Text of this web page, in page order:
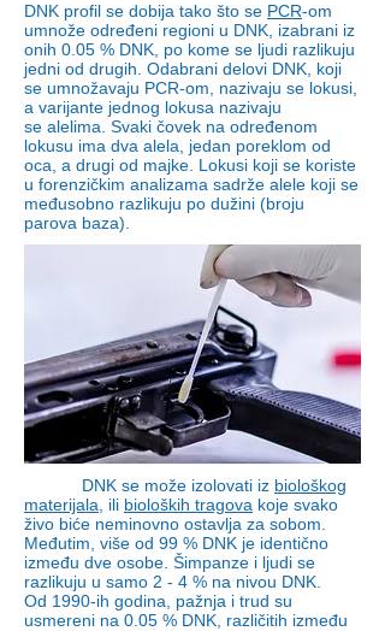
DNK profil se dobija tako što se PCR-om
umnože određeni regioni u DNK, izabrani iz
onih 0.05 % DNK, po kome se ljudi razlikuju
jedni od drugih. Odabrani delovi DNK, koji
se umnožavaju PCR-om, nazivaju se lokusi,
a varijante jednog lokusa nazivaju
se alelima. Svaki čovek na određenom
lokusu ima dva alela, jedan poreklom od
oca, a drugi od majke. Lokusi koji se koriste
u forenzičkim analizama sadrže alele koji se
međusobno razlikuju po dužini (broju
parova baza).
DNK se može izolovati iz biološkog
materijala , ili bioloških tragova koje svako
živo biće neminovno ostavlja za sobom.
Međutim, više od 99 % DNK je identično
između dve osobe. Šimpanze i ljudi se
razlikuju u samo 2 - 4 % na nivou DNK.
Od 1990-ih godina, pažnja i trud su
usmereni na 0.05 % DNK, različitih između